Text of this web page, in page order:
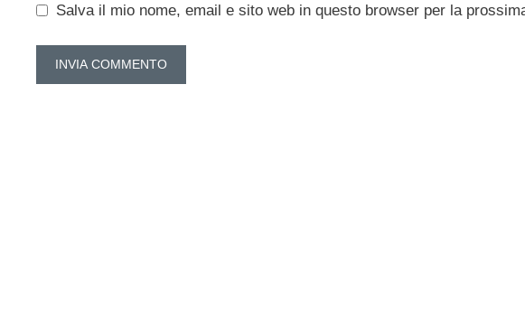
Salva il mio nome, email e sito web in questo browser per la